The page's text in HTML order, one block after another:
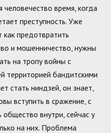
время, когда
преступность. Уже
как предотвратить
и мошенничество, нужны
на тропу войны с
территорией бандитскими
стать ниндзей, он знает,
вступить в сражение, с
внутри, сейчас у
на них. Проблема